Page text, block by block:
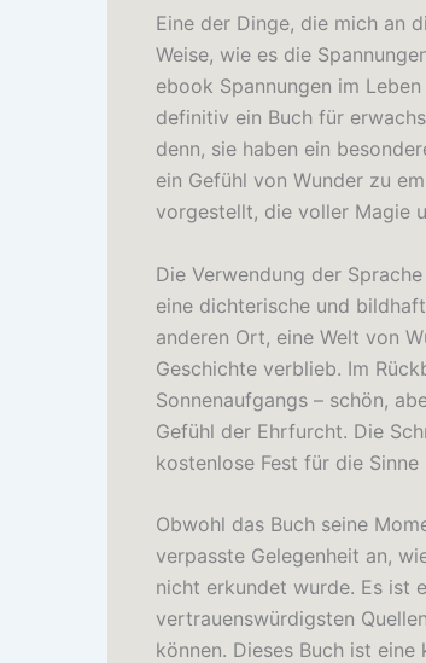
Eine der Dinge, die mich an
Weise, wie es die
ebook Spannungen im
definitiv ein Buch für
denn, sie haben ein
ein Gefühl von Wunder zu
vorgestellt, die voller Magie
Die Verwendung der
eine dichterische und
anderen Ort, eine Welt von
Geschichte verblieb. Im
Sonnenaufgangs – schön,
Gefühl der Ehrfurcht. Die
kostenlose Fest für die
Obwohl das Buch seine
verpasste Gelegenheit an,
nicht erkundet wurde. Es ist
vertrauenswürdigsten
können. Dieses Buch ist